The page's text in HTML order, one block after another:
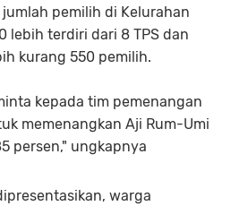
pemilih di Kelurahan
lebih terdiri dari 8 TPS dan
kurang 550 pemilih.
kepada tim pemenangan
memenangkan Aji Rum-Umi
persen," ungkapnya
warga